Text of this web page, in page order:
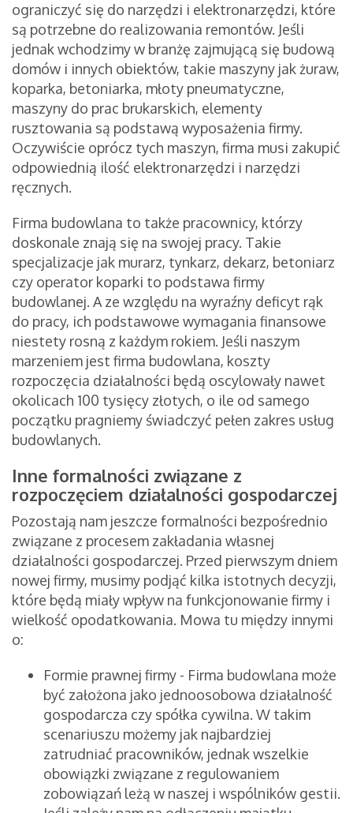
ograniczyć się do narzędzi i elektronarzędzi, które
są potrzebne do realizowania remontów. Jeśli
jednak wchodzimy w branżę zajmującą się budową
domów i innych obiektów, takie maszyny jak żuraw,
koparka, betoniarka, młoty pneumatyczne,
maszyny do prac brukarskich, elementy
rusztowania są podstawą wyposażenia firmy.
Oczywiście oprócz tych maszyn, firma musi zakupić
odpowiednią ilość elektronarzędzi i narzędzi
ręcznych.
Firma budowlana to także pracownicy, którzy
doskonale znają się na swojej pracy. Takie
specjalizacje jak murarz, tynkarz, dekarz, betoniarz
czy operator koparki to podstawa firmy
budowlanej. A ze względu na wyraźny deficyt rąk
do pracy, ich podstawowe wymagania finansowe
niestety rosną z każdym rokiem. Jeśli naszym
marzeniem jest firma budowlana, koszty
rozpoczęcia działalności będą oscylowały nawet
okolicach 100 tysięcy złotych, o ile od samego
początku pragniemy świadczyć pełen zakres usług
budowlanych.
Inne formalności związane z
rozpoczęciem działalności gospodarczej
Pozostają nam jeszcze formalności bezpośrednio
związane z procesem zakładania własnej
działalności gospodarczej. Przed pierwszym dniem
nowej firmy, musimy podjąć kilka istotnych decyzji,
które będą miały wpływ na funkcjonowanie firmy i
wielkość opodatkowania. Mowa tu między innymi
o:
Formie prawnej firmy - Firma budowlana może
być założona jako jednoosobowa działalność
gospodarcza czy spółka cywilna. W takim
scenariuszu możemy jak najbardziej
zatrudniać pracowników, jednak wszelkie
obowiązki związane z regulowaniem
zobowiązań leżą w naszej i wspólników gestii.